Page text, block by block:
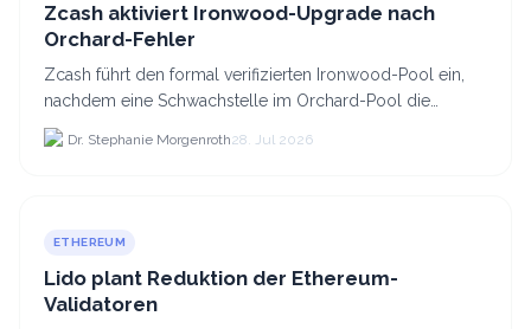
Zcash aktiviert Ironwood-Upgrade nach
Orchard-Fehler
Zcash führt den formal verifizierten Ironwood-Pool ein,
nachdem eine Schwachstelle im Orchard-Pool die
Erstellung gefälschter ZEC-Token ermöglichte.
Dr. Stephanie Morgenroth28. Jul 2026
ETHEREUM
Lido plant Reduktion der Ethereum-
Validatoren